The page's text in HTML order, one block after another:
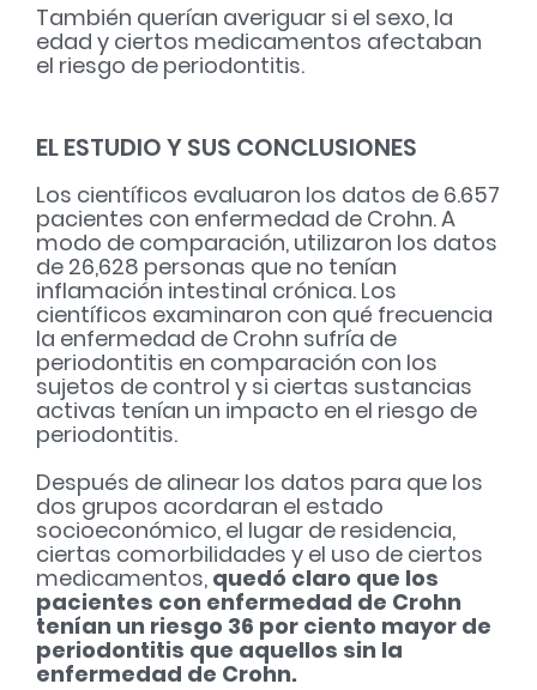
También querían averiguar si el sexo, la
edad y ciertos medicamentos afectaban
el riesgo de periodontitis.
EL ESTUDIO Y SUS CONCLUSIONES
Los científicos evaluaron los datos de 6.657
pacientes con enfermedad de Crohn. A
modo de comparación, utilizaron los datos
de 26,628 personas que no tenían
inflamación intestinal crónica. Los
científicos examinaron con qué frecuencia
la enfermedad de Crohn sufría de
periodontitis en comparación con los
sujetos de control y si ciertas sustancias
activas tenían un impacto en el riesgo de
periodontitis.
Después de alinear los datos para que los
dos grupos acordaran el estado
socioeconómico, el lugar de residencia,
ciertas comorbilidades y el uso de ciertos
medicamentos, quedó claro que los
pacientes con enfermedad de Crohn
tenían un riesgo 36 por ciento mayor de
periodontitis que aquellos sin la
enfermedad de Crohn.